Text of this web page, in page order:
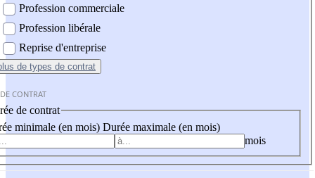
Profession commerciale
Profession libérale
Reprise d'entreprise
de types de contrat
CONTRAT
de contrat
minimale (en mois) Durée maximale (en mois)
mois